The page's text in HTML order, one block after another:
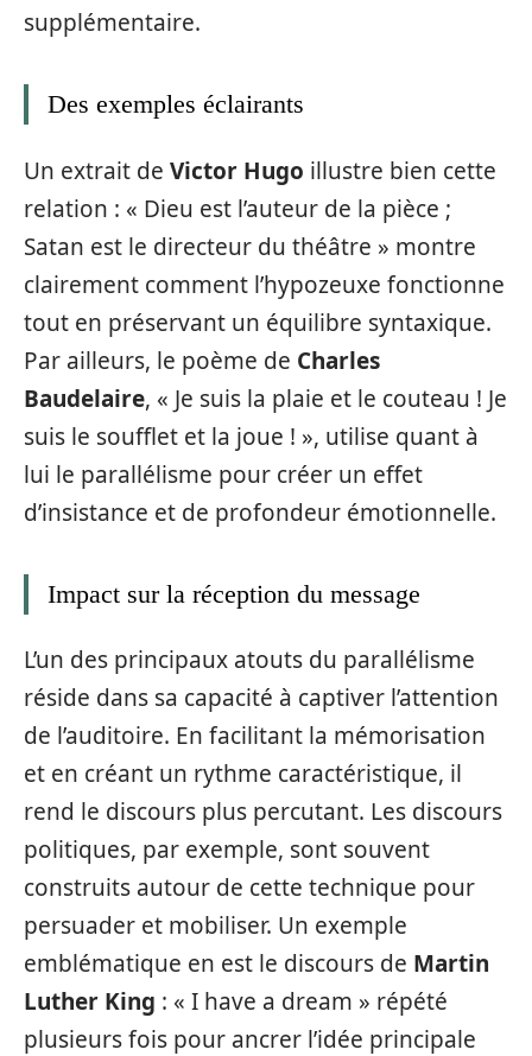
supplémentaire.
Des exemples éclairants
Un extrait de Victor Hugo illustre bien cette
relation : « Dieu est l’auteur de la pièce ;
Satan est le directeur du théâtre » montre
clairement comment l’hypozeuxe fonctionne
tout en préservant un équilibre syntaxique.
Par ailleurs, le poème de Charles
Baudelaire, « Je suis la plaie et le couteau ! Je
suis le soufflet et la joue ! », utilise quant à
lui le parallélisme pour créer un effet
d’insistance et de profondeur émotionnelle.
Impact sur la réception du message
L’un des principaux atouts du parallélisme
réside dans sa capacité à captiver l’attention
de l’auditoire. En facilitant la mémorisation
et en créant un rythme caractéristique, il
rend le discours plus percutant. Les discours
politiques, par exemple, sont souvent
construits autour de cette technique pour
persuader et mobiliser. Un exemple
emblématique en est le discours de Martin
Luther King : « I have a dream » répété
plusieurs fois pour ancrer l’idée principale